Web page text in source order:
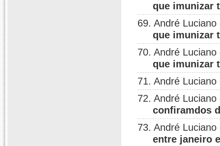
que imunizar
69. André
que imunizar
70. André
que imunizar
71. André
72. André
confiramdos
73. André
entre janeiro